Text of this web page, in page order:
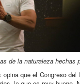
de la naturaleza hechas
que el Congreso